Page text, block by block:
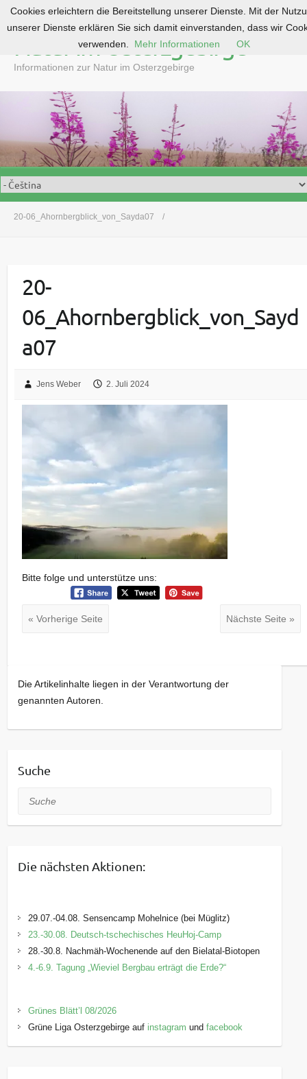
o
n
e
n
Natur im Osterzgebirge
Informationen zur Natur im Osterzgebirge
20-06_Ahornbergblick_von_Sayda07
20-
06_Ahornbergblick_von_Sayd
a07
Jens Weber 2. Juli 2024
Bitte folge und unterstütze uns:
« Vorherige Seite Nächste Seite »
Die Artikelinhalte liegen in der Verantwortung der
genannten Autoren.
Suche
Suche
Die nächsten Aktionen:
29.07.-04.08. Sensencamp Mohelnice (bei Müglitz)
23.-30.08. Deutsch-tschechisches HeuHoj-Camp
28.-30.8. Nachmäh-Wochenende auf den Bielatal-Biotopen
4.-6.9. Tagung „Wieviel Bergbau erträgt die Erde?“
Grünes Blätt’l 08/2026
Grüne Liga Osterzgebirge auf instagram undfacebook
Cookies erleichtern die Bereitstellung unserer Dienste. Mit der
unserer Dienste erklären Sie sich damit einverstanden, dass wir
verwenden.
Mehr Informationen OK